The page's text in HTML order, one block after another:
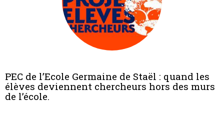
PEC de l’Ecole Germaine de Staël : quand les
élèves deviennent chercheurs hors des murs
de l’école.